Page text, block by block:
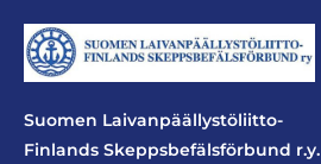
Suomen Laivanpäällystöliitto-
Finlands Skeppsbefälsförbund r.y.